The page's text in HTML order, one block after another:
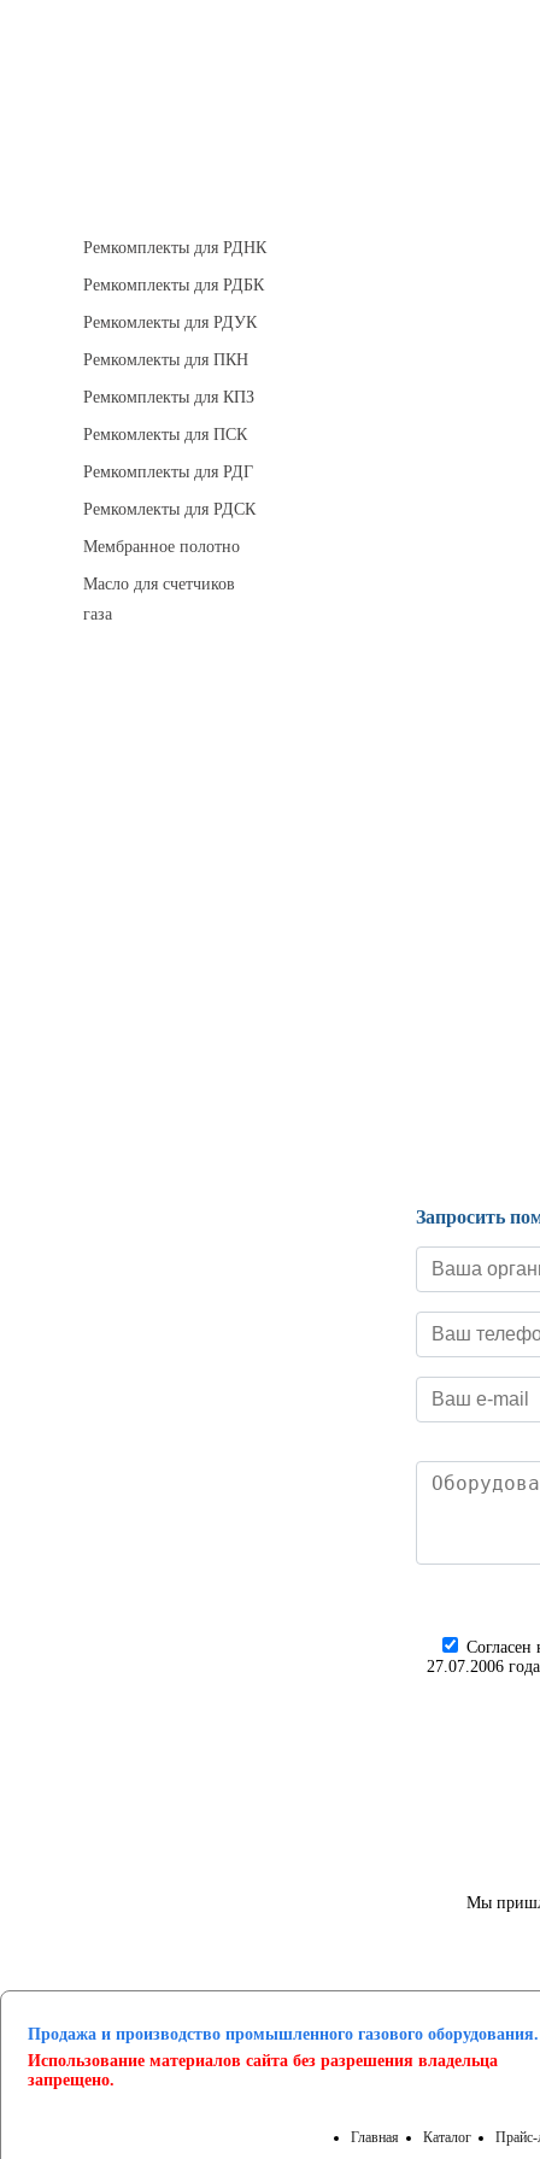
Ремкомплекты для РДНК
Ремкомплекты для РДБК
Ремкомлекты для РДУК
Ремкомлекты для ПКН
Ремкомплекты для КПЗ
Ремкомлекты для ПСК
Ремкомплекты для РДГ
Ремкомлекты для РДСК
Мембранное полотно
Масло для счетчиков
газа
Запросить
27.07.2006
Мы
Продажа и производство промышленного газового оборудования.
Использование материалов сайта без разрешения владельца
запрещено.
Главная Каталог Прайс-